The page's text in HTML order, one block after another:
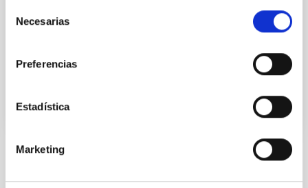
Necesarias
Preferencias
Estadística
Marketing
(KIS, Alemania), el Centro de Visitantes y el
Fecha de publicación
FOTONOTICIA